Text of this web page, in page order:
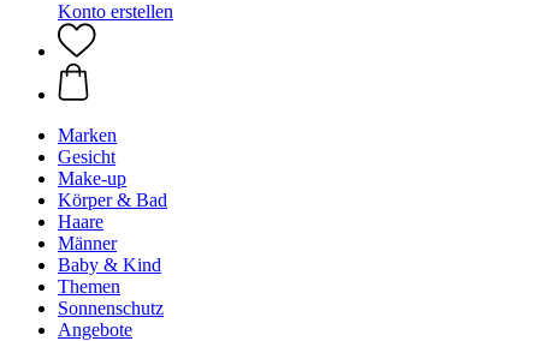
Konto erstellen
Marken
Gesicht
Make-up
Körper & Bad
Haare
Männer
Baby & Kind
Themen
Sonnenschutz
Angebote